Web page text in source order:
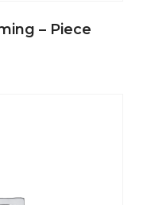
– Piece